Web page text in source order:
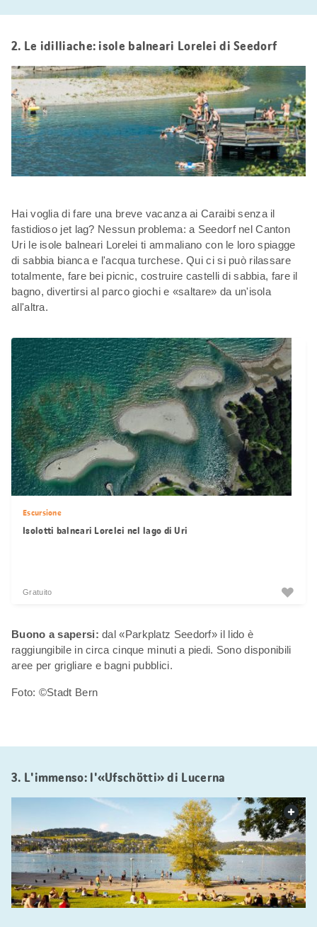
2. Le idilliache: isole balneari Lorelei di Seedorf
Hai voglia di fare una breve vacanza ai Caraibi senza il
fastidioso jet lag? Nessun problema: a Seedorf nel Canton
Uri le isole balneari Lorelei ti ammaliano con le loro spiagge
di sabbia bianca e l'acqua turchese. Qui ci si può rilassare
totalmente, fare bei picnic, costruire castelli di sabbia, fare il
bagno, divertirsi al parco giochi e «saltare» da un'isola
all'altra.
Escursione
Isolotti balneari Lorelei nel lago di Uri
Gratuito
Buono a sapersi:dal «Parkplatz Seedorf» il lido è
raggiungibile in circa cinque minuti a piedi. Sono disponibili
aree per grigliare e bagni pubblici.
Foto: ©Stadt Bern
3. L'immenso: l'«Ufschötti» di Lucerna